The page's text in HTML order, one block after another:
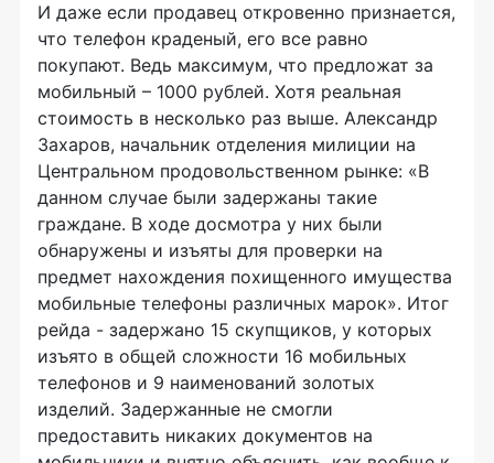
И даже если продавец откровенно признается,
что телефон краденый, его все равно
покупают. Ведь максимум, что предложат за
мобильный – 1000 рублей. Хотя реальная
стоимость в несколько раз выше. Александр
Захаров, начальник отделения милиции на
Центральном продовольственном рынке: «В
данном случае были задержаны такие
граждане. В ходе досмотра у них были
обнаружены и изъяты для проверки на
предмет нахождения похищенного имущества
мобильные телефоны различных марок». Итог
рейда - задержано 15 скупщиков, у которых
изъято в общей сложности 16 мобильных
телефонов и 9 наименований золотых
изделий. Задержанные не смогли
предоставить никаких документов на